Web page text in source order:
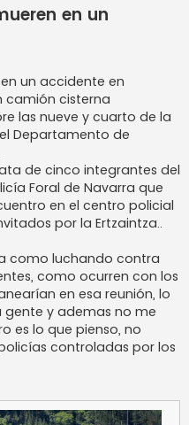
en un
un accidente en
camión cisterna
las nueve y cuarto de la
Departamento de
de cinco integrantes del
Foral de Navarra que
en el centro policial
por la Ertzaintza..
como luchando contra
como ocurren con los
en esa reunión, lo
y ademas no me
es lo que pienso, no
controladas por los